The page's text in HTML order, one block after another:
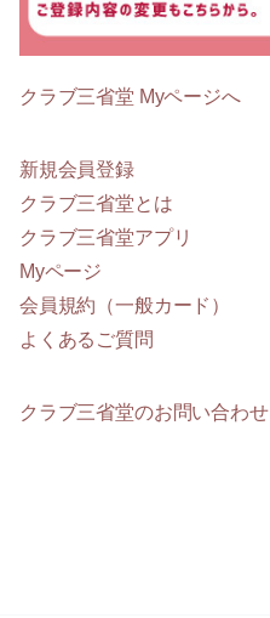
クラブ三省堂 Myページへ
新規会員登録
クラブ三省堂とは
クラブ三省堂アプリ
Myページ
会員規約（一般カード）
よくあるご質問
クラブ三省堂のお問い合わせ